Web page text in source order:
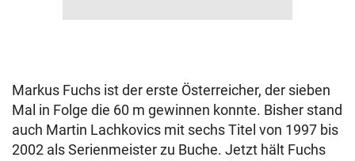
Markus Fuchs ist der erste Österreicher, der sieben
Mal in Folge die 60 m gewinnen konnte. Bisher stand
auch Martin Lachkovics mit sechs Titel von 1997 bis
2002 als Serienmeister zu Buche. Jetzt hält Fuchs